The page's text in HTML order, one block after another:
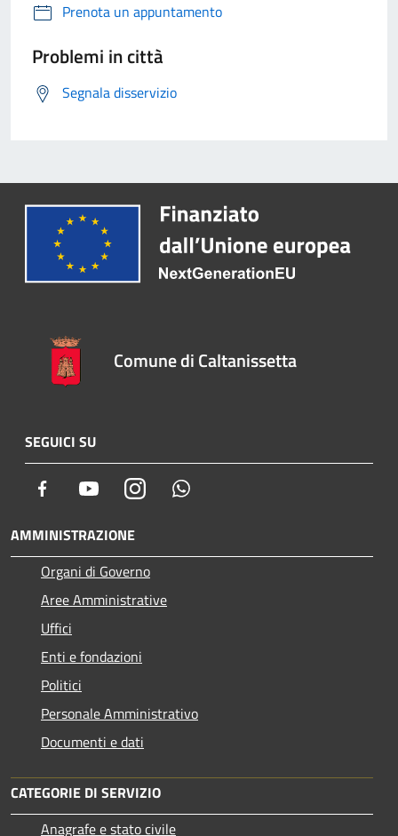
Prenota un appuntamento
Problemi in città
Segnala disservizio
Comune di Caltanissetta
SEGUICI SU
Facebook YoutubeInstagram
AMMINISTRAZIONE
Organi di Governo
Aree Amministrative
Uffici
Enti e fondazioni
Politici
Personale Amministrativo
Documenti e dati
CATEGORIE DI SERVIZIO
Anagrafe e stato civile